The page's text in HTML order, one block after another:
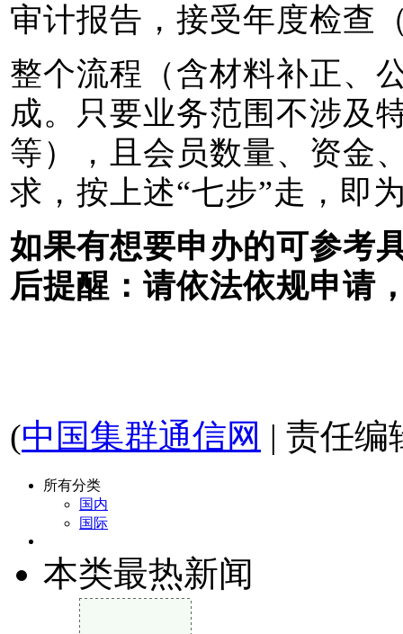
审计报告，接受年度检查
整个流程（含材料补正、
成。只要业务范围不涉及
等），且会员数量、资金
求，按上述“七步”走，即
如果有想要申办的可参考
后提醒：请依法依规申请
(中国集群通信网 | 责任编
所有分类
国内
国际
本类最热新闻